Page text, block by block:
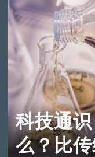
科技通
么？比